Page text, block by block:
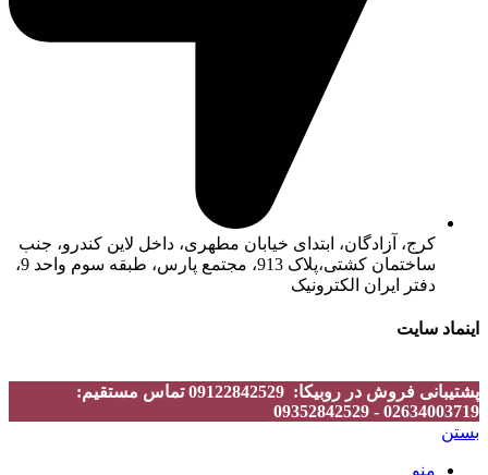
کرج، آزادگان، ابتدای خیابان مطهری، داخل لاین کندرو، جنب
ساختمان کشتی،پلاک 913، مجتمع پارس، طبقه سوم واحد 9،
دفتر ایران الکترونیک
اینماد سایت
پشتیبانی فروش در روبیکا: 09122842529 تماس مستقیم:
02634003719 - 09352842529
بستن
منو